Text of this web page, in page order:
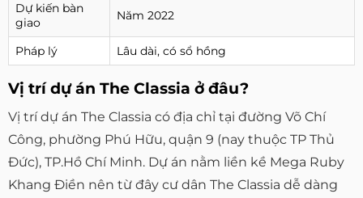
Dự kiến bàn
giao
Năm 2022
Pháp lý Lâu dài, có sổ hồng
Vị trí dự án The Classia ở đâu?
Vị trí dự án The Classia có địa chỉ tại đường Võ Chí
Công, phường Phú Hữu, quận 9 (nay thuộc TP Thủ
Đức), TP.Hồ Chí Minh. Dự án nằm liền kề Mega Ruby
Khang Điền nên từ đây cư dân The Classia dễ dàng